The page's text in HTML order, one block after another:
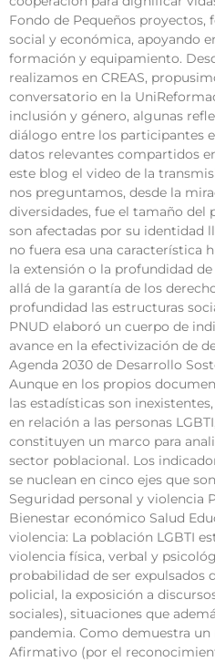
Fondo de Pequeños proyectos,
social y económica, apoyando
formación y equipamiento.
realizamos en CREAS,
conversatorio en la
inclusión y género, algunas
diálogo entre los participantes
datos relevantes compartidos
este blog el video de la
nos preguntamos, desde la
diversidades, fue el tamaño del
son afectadas por su identidad
no fuera esa una característica
la extensión o la profundidad
allá de la garantía de los
profundidad las estructuras
PNUD elaboró un cuerpo de
avance en la efectivización de
Agenda 2030 de Desarrollo
Aunque en los propios
las estadísticas son
en relación a las personas
constituyen un marco para
sector poblacional. Los
se nuclean en cinco ejes que
Seguridad personal y violencia
Bienestar económico Salud
violencia: La población LGBTI
violencia física, verbal y
probabilidad de ser expulsados
policial, la exposición a
sociales), situaciones que
pandemia. Como demuestra
Afirmativo (por el